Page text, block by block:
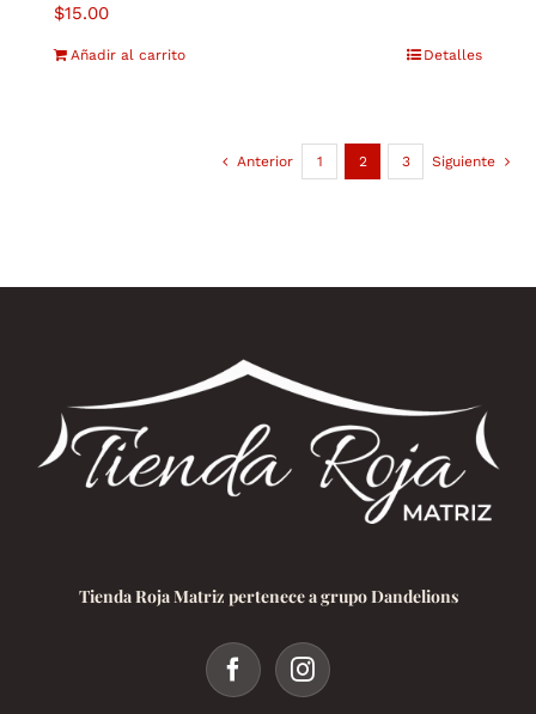
$15.00
Añadir al carrito Detalles
Anterior 1 2 3 Siguiente
Tienda Roja Matriz pertenece a grupo Dandelions